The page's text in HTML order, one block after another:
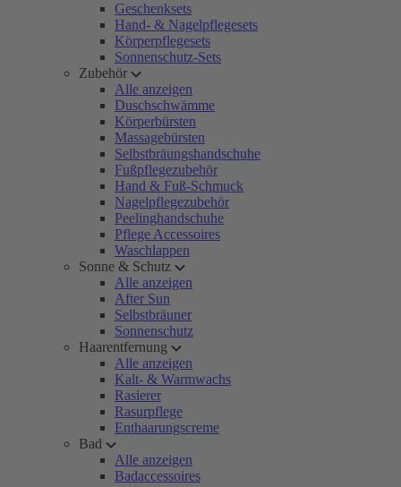
Geschenksets
Hand- & Nagelpflegesets
Körperpflegesets
Sonnenschutz-Sets
Zubehör
Alle anzeigen
Duschschwämme
Körperbürsten
Massagebürsten
Selbstbräungshandschuhe
Fußpflegezubehör
Hand & Fuß-Schmuck
Nagelpflegezubehör
Peelinghandschuhe
Pflege Accessoires
Waschlappen
Sonne & Schutz
Alle anzeigen
After Sun
Selbstbräuner
Sonnenschutz
Haarentfernung
Alle anzeigen
Kalt- & Warmwachs
Rasierer
Rasurpflege
Enthaarungscreme
Bad
Alle anzeigen
Badaccessoires